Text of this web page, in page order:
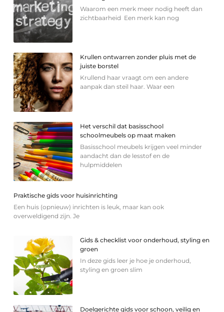
Waarom een merk meer nodig heeft dan
zichtbaarheid Een merk kan nog
Krullen ontwarren zonder pluis met de
juiste borstel
Krullend haar vraagt om een andere
aanpak dan steil haar. Waar een
Het verschil dat basisschool
schoolmeubels op maat maken
Basisschool meubels krijgen veel minder
aandacht dan de lesstof en de
hulpmiddelen
Praktische gids voor huisinrichting
Een huis (opnieuw) inrichten is leuk, maar kan ook
overweldigend zijn. Je
Gids & checklist voor onderhoud, styling en
groen
In deze gids leer je hoe je onderhoud,
styling en groen slim
Doelgerichte gids voor schoon, veilig en